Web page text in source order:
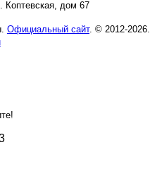
Коптевская, дом 67
Официальный сайт. © 2012-2026.